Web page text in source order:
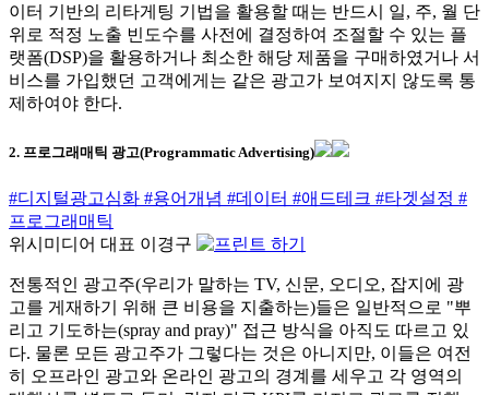
이터 기반의 리타게팅 기법을 활용할 때는 반드시 일, 주, 월 단
위로 적정 노출 빈도수를 사전에 결정하여 조절할 수 있는 플
랫폼(DSP)을 활용하거나 최소한 해당 제품을 구매하였거나 서
비스를 가입했던 고객에게는 같은 광고가 보여지지 않도록 통
제하여야 한다.
2. 프로그래매틱 광고(Programmatic Advertising)
#디지털광고심화 #용어개념 #데이터 #애드테크 #타겟설정 #
프로그래매틱
위시미디어 대표 이경구
전통적인 광고주(우리가 말하는 TV, 신문, 오디오, 잡지에 광
고를 게재하기 위해 큰 비용을 지출하는)들은 일반적으로 "뿌
리고 기도하는(spray and pray)" 접근 방식을 아직도 따르고 있
다. 물론 모든 광고주가 그렇다는 것은 아니지만, 이들은 여전
히 오프라인 광고와 온라인 광고의 경계를 세우고 각 영역의